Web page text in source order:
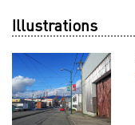
Illustrations